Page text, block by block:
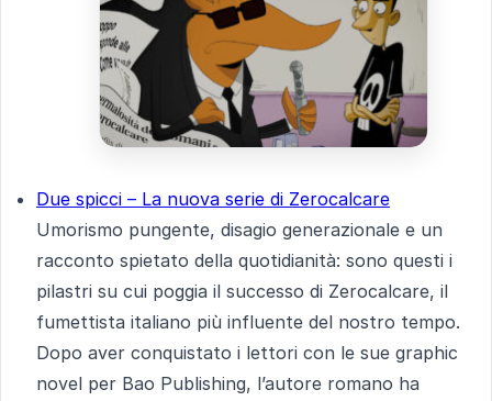
Due spicci – La nuova serie di Zerocalcare
Umorismo pungente, disagio generazionale e un
racconto spietato della quotidianità: sono questi i
pilastri su cui poggia il successo di Zerocalcare, il
fumettista italiano più influente del nostro tempo.
Dopo aver conquistato i lettori con le sue graphic
novel per Bao Publishing, l’autore romano ha